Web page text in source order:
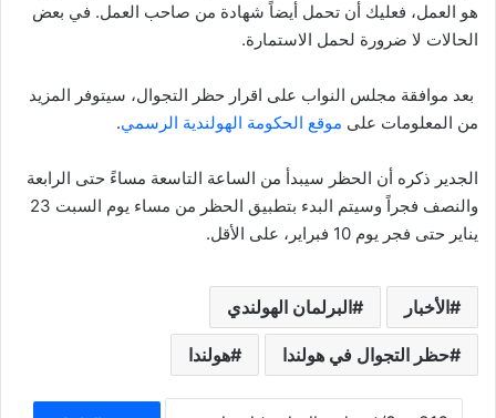
هو العمل، فعليك أن تحمل أيضاً شهادة من صاحب العمل. في بعض
الحالات لا ضرورة لحمل الاستمارة.
بعد موافقة مجلس النواب على اقرار حظر التجوال، سيتوفر المزيد
من المعلومات على موقع الحكومة الهولندية الرسمي.
الجدير ذكره أن الحظر سيبدأ من الساعة التاسعة مساءً حتى الرابعة
يناير حتى فجر يوم 10 فبراير، على الأقل.
الأخبار البرلمان الهولندي
حظر التجوال في هولندا هولندا